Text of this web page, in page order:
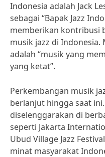
Indonesia adalah Jack
sebagai “Bapak Jazz
memberikan kontribusi
musik jazz di Indonesia.
adalah “musik yang
yang ketat”.
Perkembangan musik
berlanjut hingga saat
diselenggarakan di
seperti Jakarta
Ubud Village Jazz
minat masyarakat